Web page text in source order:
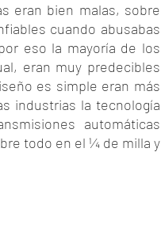
eran bien malas, sobre
cuando abusabas
eso la mayoría de los
eran muy predecibles
es simple eran más
industrias la tecnología
automáticas
todo en el ¼ de milla y